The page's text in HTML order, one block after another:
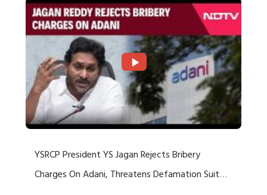
YSRCP President YS Jagan Rejects Bribery
Charges On Adani, Threatens Defamation Suit